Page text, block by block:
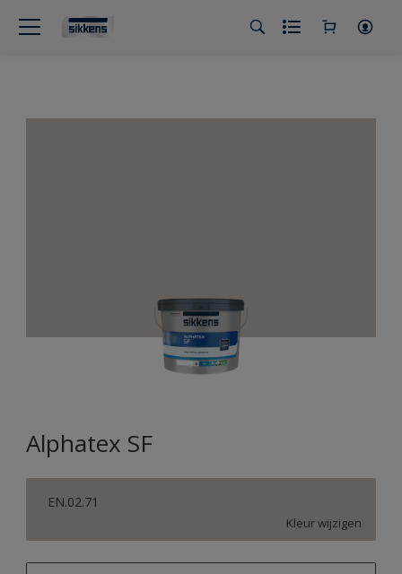
Alphatex SF
EN.02.71
Kleur wijzigen